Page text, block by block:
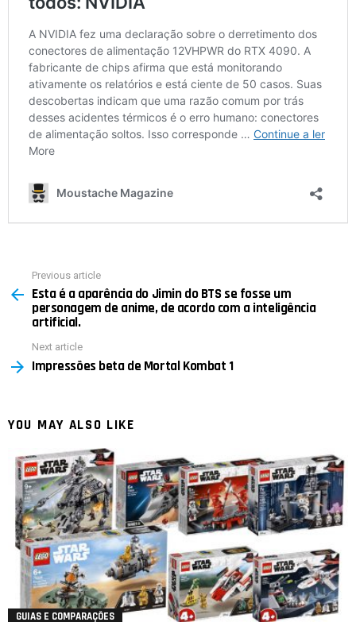
more
Previous article
Esta é a aparência do Jimin do BTS se fosse um
personagem de anime, de acordo com a inteligência
artificial.
Next article
Impressões beta de Mortal Kombat 1
YOU MAY ALSO LIKE
GUIAS E COMPARAÇÕES